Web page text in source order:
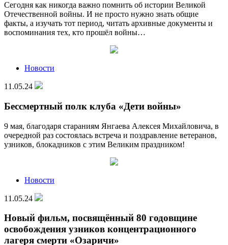
Сегодня как никогда важно помнить об истории Великой
Отечественной войны. И не просто нужно знать общие
факты, а изучать тот период, читать архивные документы и
воспоминания тех, кто прошёл войны…
Новости
11.05.24
Бессмертный полк клуба «Дети войны»
9 мая, благодаря стараниям Янгаева Алексея Михайловича, в
очередной раз состоялась встреча и поздравление ветеранов,
узников, блокадников с этим Великим праздником!
Новости
11.05.24
Новый фильм, посвящённый 80 годовщине
освобождения узников концентрационного
лагеря смерти «Озаричи»